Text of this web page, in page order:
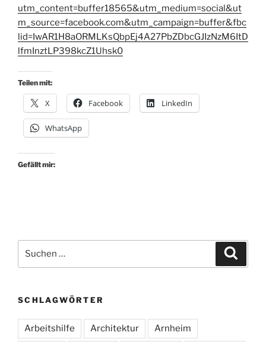
utm_content=buffer18565&utm_medium=social&ut
m_source=facebook.com&utm_campaign=buffer&fbc
lid=IwAR1H8aORMLKsQbpEj4A27PbZDbcGJIzNzM6ItD
lfmInztLP398kcZ1Uhsk0
Teilen mit:
X Facebook LinkedIn
WhatsApp
Gefällt mir:
nach:
SCHLAGWÖRTER
Arbeitshilfe Architektur Arnheim